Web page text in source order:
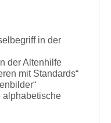
in der
der Altenhilfe
mit Standards“
alphabetische